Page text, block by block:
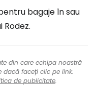
bagaje în sau
din care echipa noastră
faceți clic pe link.
de publicitate.